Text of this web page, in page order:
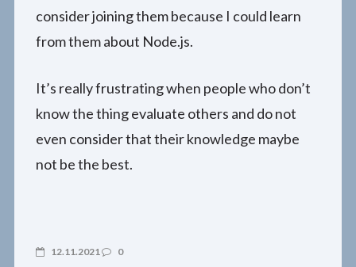
consider joining them because I could learn
from them about Node.js.
It’s really frustrating when people who don’t
know the thing evaluate others and do not
even consider that their knowledge maybe
not be the best.
12.11.2021 0